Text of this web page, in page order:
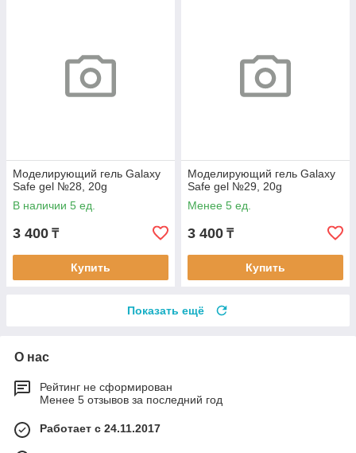
Моделирующий гель Galaxy
Safe gel №28, 20g
В наличии 5 ед.
3 400 ₸
Купить
Моделирующий гель Galaxy
Safe gel №29, 20g
Менее 5 ед.
3 400 ₸
Купить
Показать ещё
О нас
Рейтинг не сформирован
Менее 5 отзывов за последний год
Работает с 24.11.2017